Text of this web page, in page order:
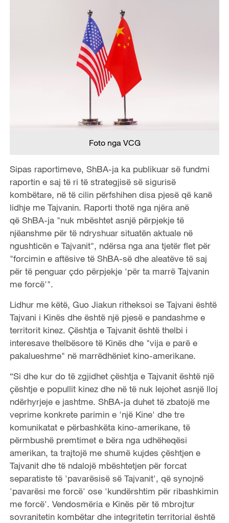
Foto nga VCG
Sipas raportimeve, ShBA-ja ka publikuar së fundmi
raportin e saj të ri të strategjisë së sigurisë
kombëtare, në të cilin përfshihen disa pjesë që kanë
lidhje me Tajvanin. Raporti thotë nga njëra anë
që ShBA-ja "nuk mbështet asnjë përpjekje të
njëanshme për të ndryshuar situatën aktuale në
ngushticën e Tajvanit", ndërsa nga ana tjetër flet për
"forcimin e aftësive të ShBA-së dhe aleatëve të saj
për të penguar çdo përpjekje 'për ta marrë Tajvanin
me forcë'".
Lidhur me këtë, Guo Jiakun ritheksoi se Tajvani është
Tajvani i Kinës dhe është një pjesë e pandashme e
territorit kinez. Çështja e Tajvanit është thelbi i
interesave thelbësore të Kinës dhe "vija e parë e
pakalueshme" në marrëdhëniet kino-amerikane.
“Si dhe kur do të zgjidhet çështja e Tajvanit është një
çështje e popullit kinez dhe në të nuk lejohet asnjë lloj
ndërhyrjeje e jashtme. ShBA-ja duhet të zbatojë me
veprime konkrete parimin e 'një Kine' dhe tre
komunikatat e përbashkëta kino-amerikane, të
përmbushë premtimet e bëra nga udhëheqësi
amerikan, ta trajtojë me shumë kujdes çështjen e
Tajvanit dhe të ndalojë mbështetjen për forcat
separatiste të 'pavarësisë së Tajvanit', që synojnë
'pavarësi me forcë' ose 'kundërshtim për ribashkimin
me forcë'. Vendosmëria e Kinës për të mbrojtur
sovranitetin kombëtar dhe integritetin territorial është